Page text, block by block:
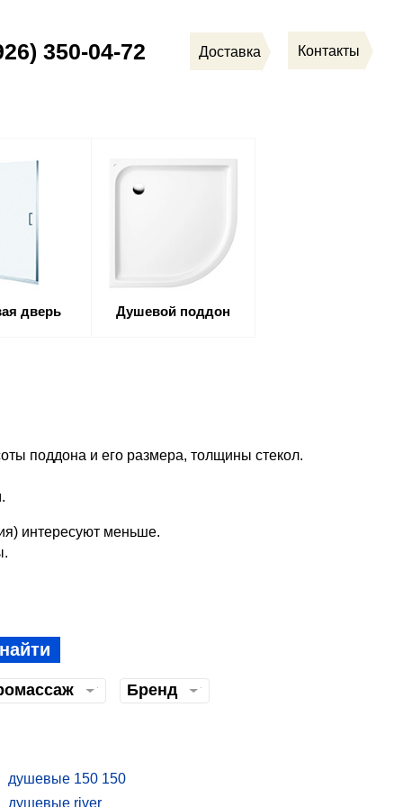
350-04-72 Доставка Контакты
дверь Душевой поддон
поддона и его размера, толщины стекол.
интересуют меньше.
найти
Бренд
душевые 150 150
душевые river